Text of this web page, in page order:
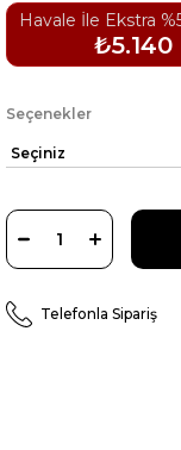
Havale İle Ekstra
₺5.140
Seçenekler
Telefonla Sipariş